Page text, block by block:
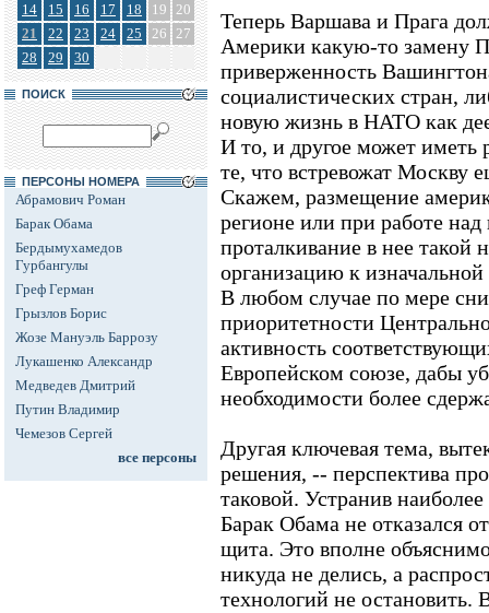
14
15 16 17 18 19 20
21
22 23 24 25 26 27
28
29 30
ПОИСК
ПЕРСОНЫ НОМЕРА
Абрамович Роман
Барак Обама
Бердымухамедов
Гурбангулы
Греф Герман
Грызлов Борис
Жозе Мануэль Баррозу
Лукашенко Александр
Медведев Дмитрий
Путин Владимир
Чемезов Сергей
все персоны
Теперь Варшава и Прага
Америки какую-то замену
приверженность
социалистических стран,
новую жизнь в НАТО как
И то, и другое может
те, что встревожат
Скажем, размещение
регионе или при работе
проталкивание в нее такой
организацию к
В любом случае по мере
приоритетности
активность
Европейском союзе, дабы
необходимости более
Другая ключевая тема,
решения, -- перспектива
таковой. Устранив
Барак Обама не отказался
щита. Это вполне
никуда не делись, а
технологий не остановить.